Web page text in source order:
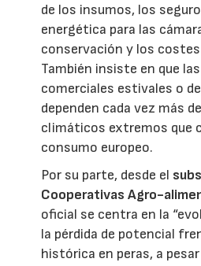
de los insumos, los
energética para las
conservación y los
También insiste en que
comerciales estivales o
dependen cada vez más
climáticos extremos que
consumo europeo.
Por su parte, desde el
Cooperativas Agro-
oficial se centra en la
la pérdida de potencial
histórica en peras, a